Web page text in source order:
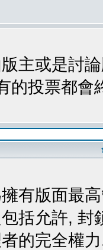
主或是討
的投票都
有版面最
括允許,
的完全權